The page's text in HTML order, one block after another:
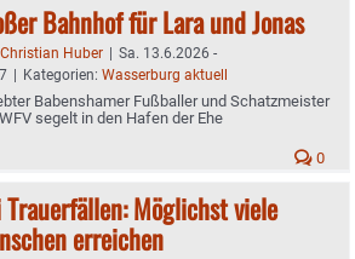
Bahnhof für Lara und Jonas
Christian Huber | Sa. 13.6.2026 -
| Kategorien: Wasserburg aktuell
Babenshamer Fußballer und Schatzmeister
segelt in den Hafen der Ehe
0
Trauerfällen: Möglichst viele
erreichen